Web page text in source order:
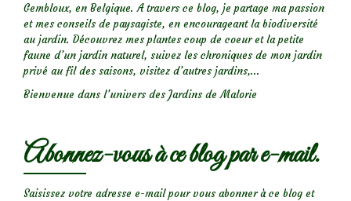
Gembloux, en Belgique. A travers ce blog, je partage ma passion
et mes conseils de paysagiste, en encourageant la biodiversité
au jardin. Découvrez mes plantes coup de coeur et la petite
faune d’un jardin naturel, suivez les chroniques de mon jardin
privé au fil des saisons, visitez d’autres jardins,...
Bienvenue dans l’univers des Jardins de Malorie
Abonnez-vous à ce blog par e-mail.
Saisissez votre adresse e-mail pour vous abonner à ce blog et